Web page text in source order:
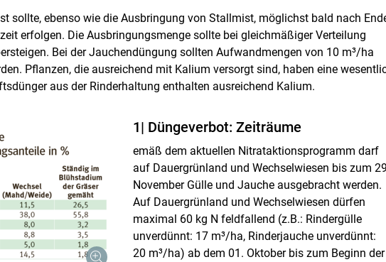
sollte, ebenso wie die Ausbringung von Stallmist, möglichst bald nach
erfolgen. Die Ausbringungsmenge sollte bei gleichmäßiger Verteilung
Bei der Jauchendüngung sollten Aufwandmengen von 10 m³/​ha
Pflanzen, die ausreichend mit Kalium versorgt sind, haben eine
aus der Rinderhaltung enthalten ausreichend Kalium.
1| Düngeverbot: Zeiträume
emäß dem aktuellen Nitrat­aktionsprogramm darf
auf Dauergrünland und Wechselwiesen bis zum
November Gülle und Jauche ausgebracht werden.
Auf Dauergrünland und Wechselwiesen dürfen
maximal 60 kg N feldfallend (z.B.: Rindergülle
unverdünnt: 17 m³/​ha, Rinderjauche unverdünnt:
20 m³/​ha) ab dem 01. Oktober bis zum Beginn der